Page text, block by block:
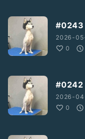
#0243
2026-
0
#0242
2026-
0